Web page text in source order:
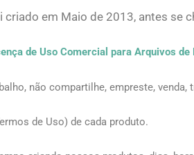
criado em Maio de 2013, antes se
de Uso Comercial para Arquivos de
não compartilhe, empreste, venda,
de Uso) de cada produto.